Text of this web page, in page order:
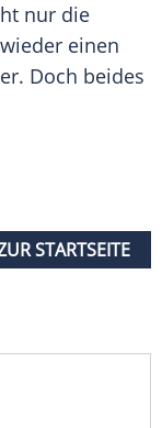
nur die
einen
Doch beides
STARTSEITE